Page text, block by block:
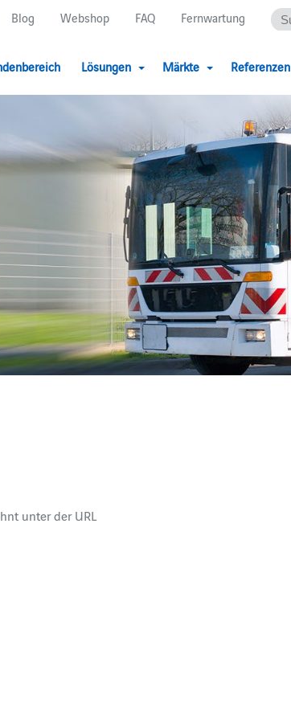
Blog Webshop FAQ Fernwartung
Lösungen Märkte Referenzen
unter der URL